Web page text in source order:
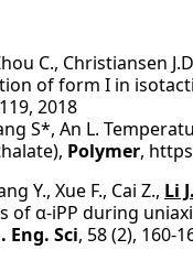
C., Christiansen
of form I in
2018
S*, An L.
, Polymer,
Y., Xue F., Cai Z., Li J.
ofα-iPP during
Eng. Sci, 58 (2), 160-